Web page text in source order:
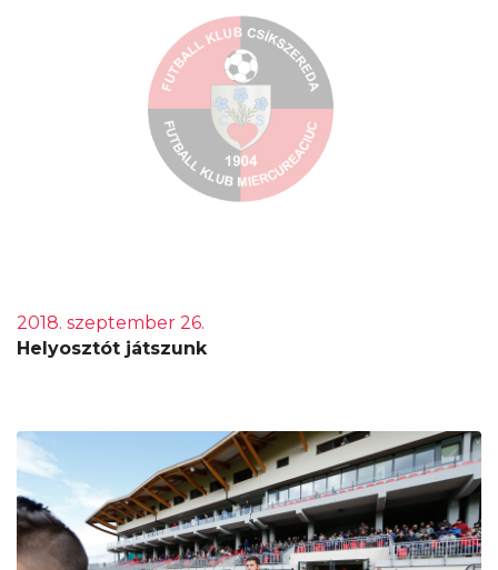
2018. szeptember 26.
Helyosztót játszunk